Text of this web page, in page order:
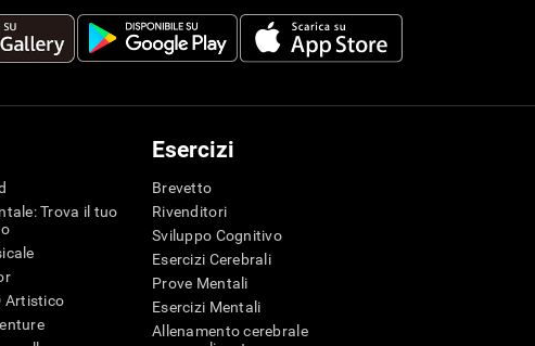
Trova il tuo
Artistico
Esercizi
Brevetto
Rivenditori
Sviluppo Cognitivo
Esercizi Cerebrali
Prove Mentali
Esercizi Mentali
Allenamento cerebrale